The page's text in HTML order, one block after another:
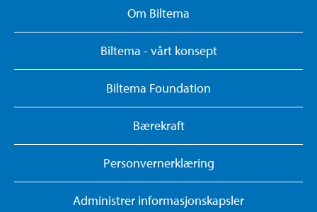
Om Biltema
Biltema - vårt konsept
Biltema Foundation
Bærekraft
Personvernerklæring
Administrer informasjonskapsler